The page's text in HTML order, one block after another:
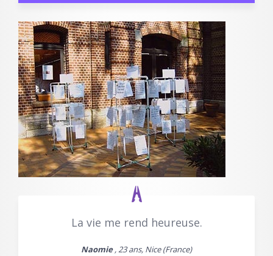
La vie me rend heureuse.
Naomie, 23 ans, Nice (France)